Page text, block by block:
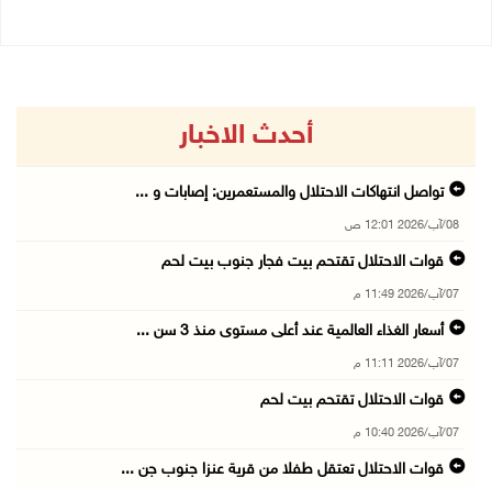
أحدث الاخبار
تواصل انتهاكات الاحتلال والمستعمرين: إصابات و ...
08/آب/2026 12:01 ص
قوات الاحتلال تقتحم بيت فجار جنوب بيت لحم
07/آب/2026 11:49 م
أسعار الغذاء العالمية عند أعلى مستوى منذ 3 سن ...
07/آب/2026 11:11 م
قوات الاحتلال تقتحم بيت لحم
07/آب/2026 10:40 م
قوات الاحتلال تعتقل طفلا من قرية عنزا جنوب جن ...